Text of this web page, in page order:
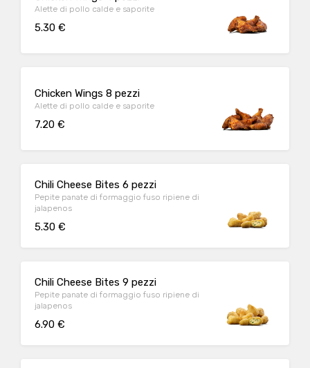
Alette di pollo calde e saporite
5.30 €
Chicken Wings 8 pezzi
Alette di pollo calde e saporite
7.20 €
Chili Cheese Bites 6 pezzi
Pepite panate di formaggio fuso ripiene di
jalapenos
5.30 €
Chili Cheese Bites 9 pezzi
Pepite panate di formaggio fuso ripiene di
jalapenos
6.90 €